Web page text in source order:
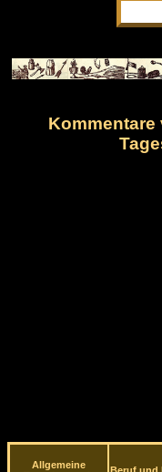
Kommentare
Allgemeine